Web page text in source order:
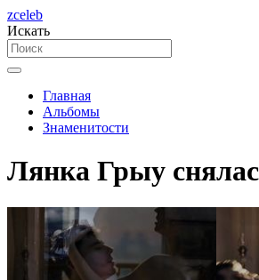
zceleb
Искать
Главная
Альбомы
Знаменитости
Лянка Грыу